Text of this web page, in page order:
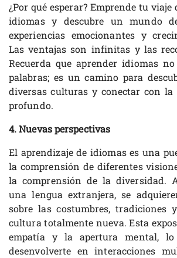
¿Por qué esperar? Emprende tu viaje
idiomas y descubre un mundo
experiencias emocionantes y
Las ventajas son infinitas y las
Recuerda que aprender idiomas
palabras; es un camino para
diversas culturas y conectar con
profundo.
4. Nuevas perspectivas
El aprendizaje de idiomas es una
la comprensión de diferentes
la comprensión de la diversidad.
una lengua extranjera, se
sobre las costumbres, tradiciones
cultura totalmente nueva. Esta
empatía y la apertura mental,
desenvolverte en interacciones